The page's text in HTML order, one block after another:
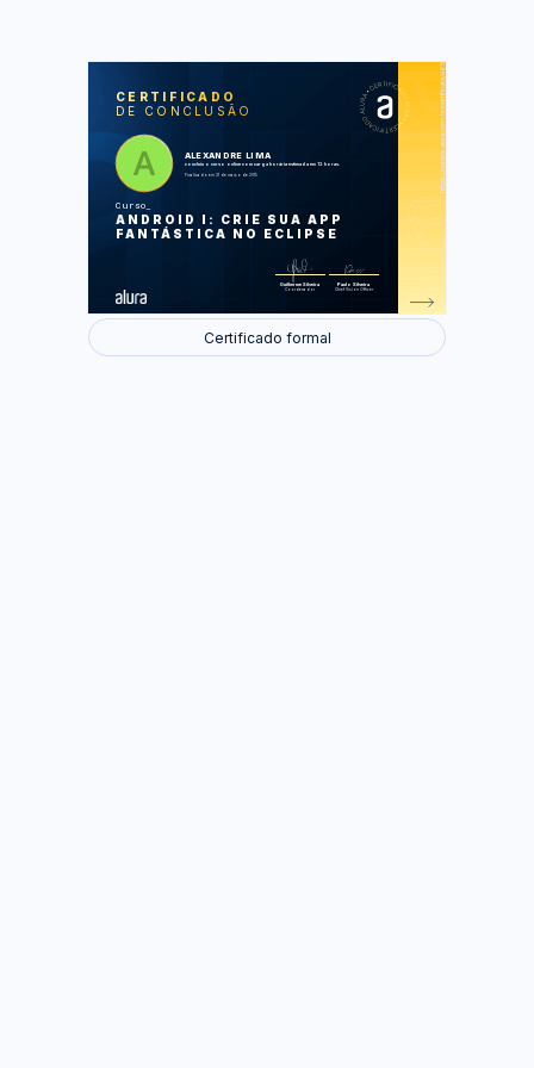
CERTIFICADO
DE CONCLUSÃO
ALEXANDRE LIMA
concluiu o curso online com carga horária estimada em 12 horas.
Finalizado em 31 de março de 2015
Curso
ANDROID I: CRIE SUA APP
FANTÁSTICA NO ECLIPSE
Guilherme Silveira
Coordenador
Paulo Silveira
Chief Vision Officer
https://cursos.alura.com.br/certificate/a65aa2710840373e18bf8913a0ddc573
LAS
Android Olá Mundo
Copiando e Colando
Persistência com SQLite
Certificado formal